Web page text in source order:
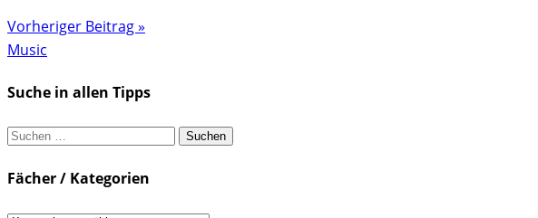
Vorheriger Beitrag »
Music
Suche in allen Tipps
Suchen
Fächer / Kategorien